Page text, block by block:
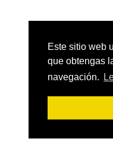
Este sitio web
que obtengas
navegación.